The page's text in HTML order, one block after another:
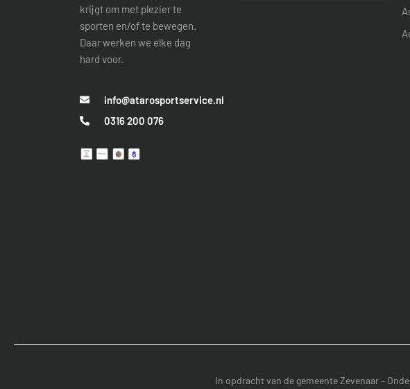
krijgt om met plezier te
sporten en/of te bewegen.
Daar werken we elke dag
hard voor.
info@atarosportservice.nl
0316 200 076
In opdracht van de gemeente Zevenaar–